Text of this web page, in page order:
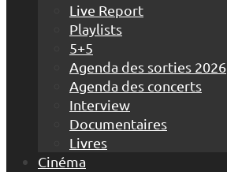
Live Report
Playlists
5+5
Agenda des sorties 2026
Agenda des concerts
Interview
Documentaires
Livres
Cinéma